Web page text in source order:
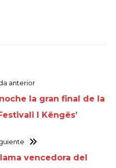
anterior
la gran final de la
I Këngës’
vencedora del